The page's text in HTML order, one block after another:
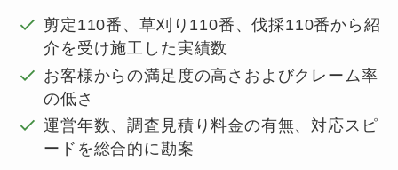
剪定110番、草刈り110番、伐採110番から紹
介を受け施工した実績数
お客様からの満足度の高さおよびクレーム率
の低さ
運営年数、調査見積り料金の有無、対応スピ
ードを総合的に勘案